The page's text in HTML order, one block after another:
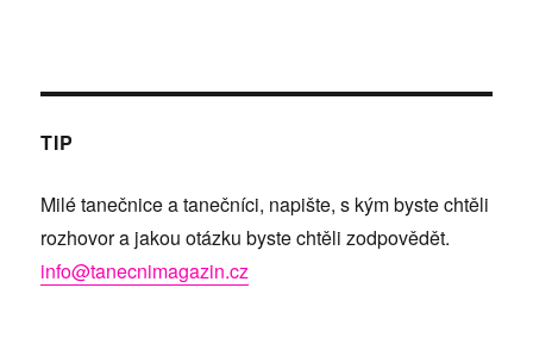
TIP
Milé tanečnice a tanečníci, napište, s kým byste chtěli
rozhovor a jakou otázku byste chtěli zodpovědět.
info@tanecnimagazin.cz